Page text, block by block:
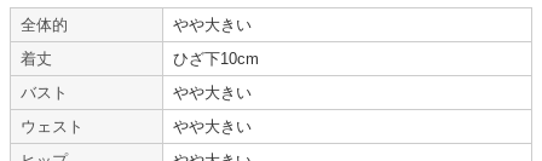
体型 :
使用地域 :東京都
【一緒に注文した商品】
全体的
やや大きい
着丈
ひざ下10cm
バスト
やや大きい
ウェスト
やや大きい